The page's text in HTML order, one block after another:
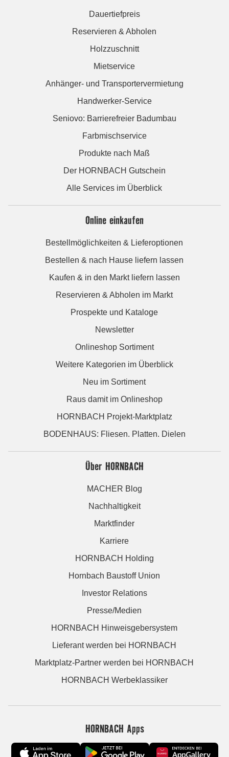
Dauertiefpreis
Reservieren & Abholen
Holzzuschnitt
Mietservice
Anhänger- und Transportervermietung
Handwerker-Service
Seniovo: Barrierefreier Badumbau
Farbmischservice
Produkte nach Maß
Der HORNBACH Gutschein
Alle Services im Überblick
Online einkaufen
Bestellmöglichkeiten & Lieferoptionen
Bestellen & nach Hause liefern lassen
Kaufen & in den Markt liefern lassen
Reservieren & Abholen im Markt
Prospekte und Kataloge
Newsletter
Onlineshop Sortiment
Weitere Kategorien im Überblick
Neu im Sortiment
Raus damit im Onlineshop
HORNBACH Projekt-Marktplatz
BODENHAUS: Fliesen. Platten. Dielen
Über HORNBACH
MACHER Blog
Nachhaltigkeit
Marktfinder
Karriere
HORNBACH Holding
Hornbach Baustoff Union
Investor Relations
Presse/Medien
HORNBACH Hinweisgebersystem
Lieferant werden bei HORNBACH
Marktplatz-Partner werden bei HORNBACH
HORNBACH Werbeklassiker
HORNBACH Apps